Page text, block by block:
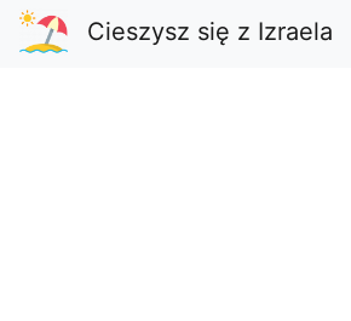
Cieszysz się z Izraela